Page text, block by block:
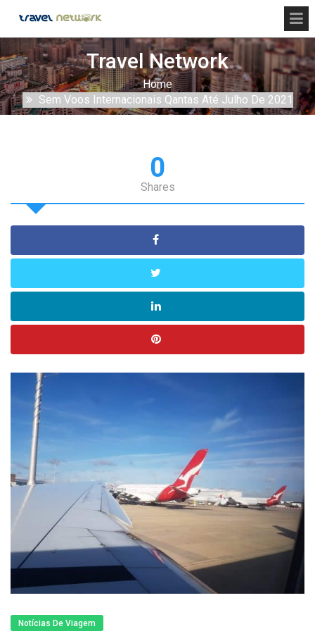
Travel Network
Home
Sem Voos Internacionais Qantas Até Julho De 2021
0
Shares
Notícias De Viagem